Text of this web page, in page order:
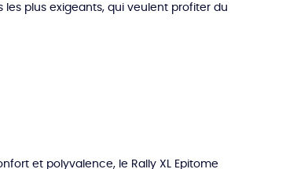
plus exigeants, qui veulent profiter du
et polyvalence, le Rally XL Epitome